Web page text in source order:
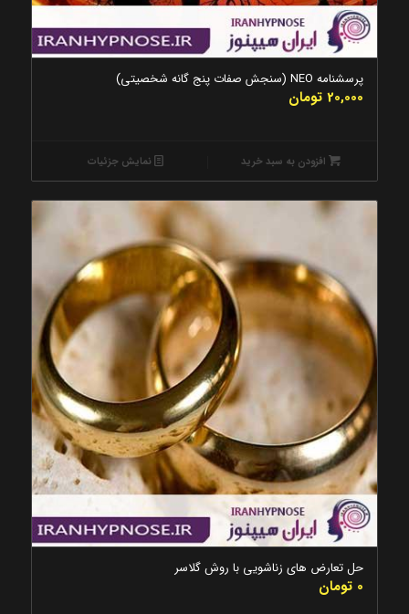
5.00
پرسشنامه NEO (سنجش صفات پنج گانه شخصیتی)
20,000 تومان
افزودن به سبد خرید نمایش جزئیات
5.00
حل تعارض های زناشویی با روش گلاسر
0 تومان